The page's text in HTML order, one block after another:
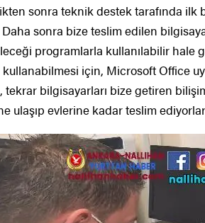
sonra teknik destek tarafında ilk
sonra bize teslim edilen
programlarla kullanılabilir hale
kullanabilmesi için, Microsoft Office
tekrar bilgisayarları bize getiren
ulaşıp evlerine kadar teslim